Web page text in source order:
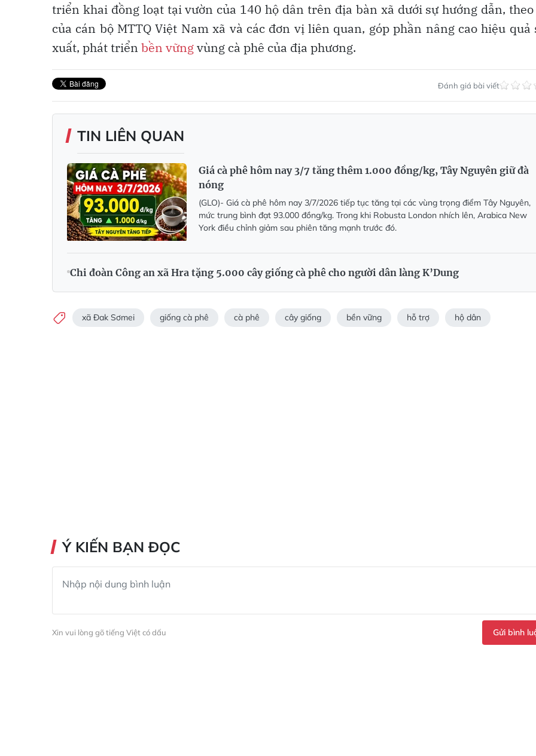
triển khai đồng loạt tại vườn của 140 hộ dân trên địa bàn xã dưới sự hướng dẫn,
của cán bộ MTTQ Việt Nam xã và các đơn vị liên quan, góp phần nâng cao hiệu quả
xuất, phát triển bền vữngvùng cà phê của địa phương.
Đánh giá bài viết
TIN LIÊN QUAN
Giá cà phê hôm nay 3/7 tăng thêm 1.000 đồng/kg, Tây Nguyên giữ đà
nóng
(GLO)- Giá cà phê hôm nay 3/7/2026 tiếp tục tăng tại các vùng trọng điểm Tây Nguyên,
mức trung bình đạt 93.000 đồng/kg. Trong khi Robusta London nhích lên, Arabica New
York điều chỉnh giảm sau phiên tăng mạnh trước đó.
Chi đoàn Công an xã Hra tặng 5.000 cây giống cà phê cho người dân làng K’Dung
xã Đak Sơmei giống cà phê cà phê cây giống bền vững hỗ trợ hộ dân
Ý KIẾN BẠN ĐỌC
Xin vui lòng gõ tiếng Việt có dấu Gửi bình